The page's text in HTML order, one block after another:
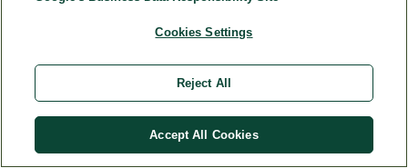
produktovém
Te
ov
Cookies Settings
Reject All
Accept All Cookies